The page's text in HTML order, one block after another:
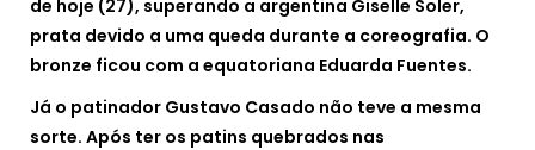
de hoje (27), superando a argentina Giselle Soler,
prata devido a uma queda durante a coreografia. O
bronze ficou com a equatoriana Eduarda Fuentes.
Já o patinador Gustavo Casado não teve a mesma
sorte. Após ter os patins quebrados nas